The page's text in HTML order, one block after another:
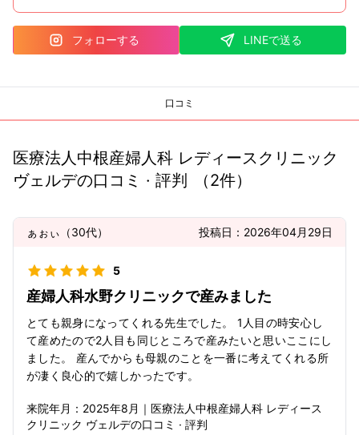
フォローする LINEで送る
口コミ
医療法人中根産婦人科 レディースクリニック
ヴェルデの口コミ · 評判 （2件）
ぁぉぃ （30代） 投稿日： 2026年04月29日
5
産婦人科水野クリニックで産みました
とても親身になってくれる先生でした。 1人目の時安心し
て産めたので2人目も同じところで産みたいと思いここにし
ました。 産んでからも母親のことを一番に考えてくれる所
が凄く良心的で嬉しかったです。
来院年月： 2025年8月 ｜ 医療法人中根産婦人科 レディース
クリニック ヴェルデの口コミ · 評判